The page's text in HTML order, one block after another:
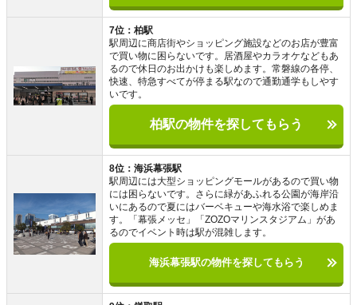
7位：柏駅
駅周辺に商店街やショッピング施設などのお店が豊富
で買い物に困らないです。居酒屋やカラオケなどもあ
るので休日のお出かけも楽しめます。常磐線の各停、
快速、特急すべてが停まる駅なので通勤通学もしやす
いです。
柏駅の物件を探してもらう
8位：海浜幕張駅
駅周辺には大型ショッピングモールがあるので買い物
には困らないです。さらに緑があふれる公園が海岸沿
いにあるので夏にはバーベキューや海水浴で楽しめま
す。「幕張メッセ」「ZOZOマリンスタジアム」があ
るのでイベント時は駅が混雑します。
海浜幕張駅の物件を探してもらう